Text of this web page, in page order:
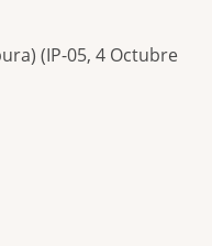
(IP-05, 4 Octubre